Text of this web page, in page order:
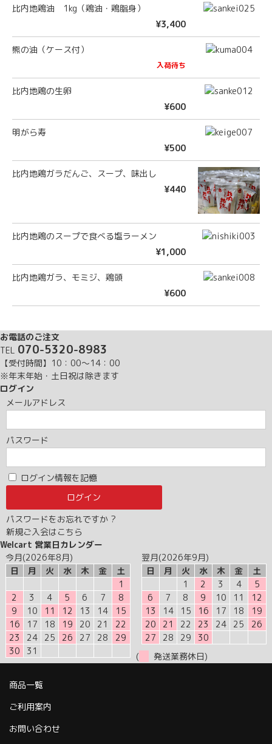
比内地鶏油 1kg（鶏油・鶏脂身）
¥3,400
熊の油（ケース付）
入荷待ち
比内地鶏の生卵
¥600
明がら寿
¥500
比内地鶏ガラだんご、スープ、味出し
¥440
比内地鶏のスープで食べる塩ラーメン
¥1,000
比内地鶏ガラ、モミジ、鶏頭
¥600
お電話のご注文
TEL 070-5320-8983
【受付時間】10：00～14：00
※年末年始・土日祝は除きます
ログイン
メールアドレス
パスワード
ログイン情報を記憶
パスワードをお忘れですか ?
新規ご入会はこちら
Welcart 営業日カレンダー
今月(2026年8月)
日
月 火 水 木 金
土
1
2
3 4 5 6 7
8
9
10 11 12 13 14
15
16
17 18 19 20 21
22
23
24 25 26 27 28
29
30
31
翌月(2026年9月)
日
月 火 水 木 金
土
1
2 3 4
5
6
7 8 9 10 11
12
13
14 15 16 17 18
19
20
21 22 23 24 25
26
27
28 29
30
(
発送業務休日)
商品一覧
ご利用案内
お問い合わせ